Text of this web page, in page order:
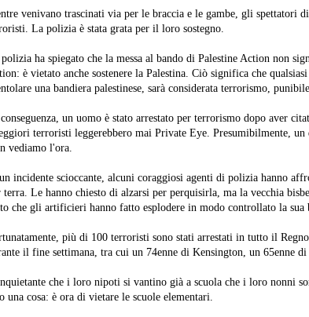
venivano trascinati via per le braccia e le gambe, gli spettatori
La polizia è stata grata per il loro sostegno.
ha spiegato che la messa al bando di Palestine Action non
è vietato anche sostenere la Palestina. Ciò significa che
una bandiera palestinese, sarà considerata terrorismo,
un uomo è stato arrestato per terrorismo dopo aver
terroristi leggerebbero mai Private Eye. Presumibilmente, un
vediamo l'ora.
incidente scioccante, alcuni coraggiosi agenti di polizia hanno
terra. Le hanno chiesto di alzarsi per perquisirla, ma la vecchia
che gli artificieri hanno fatto esplodere in modo controllato la sua
più di 100 terroristi sono stati arrestati in tutto il
il fine settimana, tra cui un 74enne di Kensington, un 65enne
che i loro nipoti si vantino già a scuola che i loro nonni
una cosa: è ora di vietare le scuole elementari.